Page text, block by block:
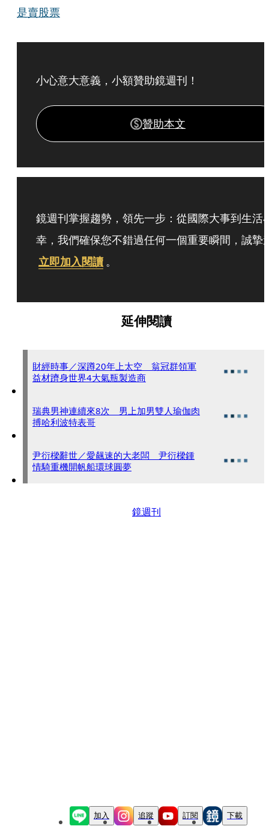
是賣股票
小心意大意義，小額贊助鏡週刊！
贊助本文
鏡週刊掌握趨勢，領先一步：從國際大事到生活
幸，我們確保您不錯過任何一個重要瞬間，誠摯
立即加入閱讀 。
延伸閱讀
財經時事／深蹲20年上太空 翁冠群領軍
益材躋身世界4大氣瓶製造商
瑞典男神連續來8次 男上加男雙人瑜伽肉
搏哈利波特表哥
尹衍樑辭世／愛飆速的大老闆 尹衍樑鍾
情騎重機開帆船環球圓夢
鏡週刊
加入 追蹤 訂閱 下載